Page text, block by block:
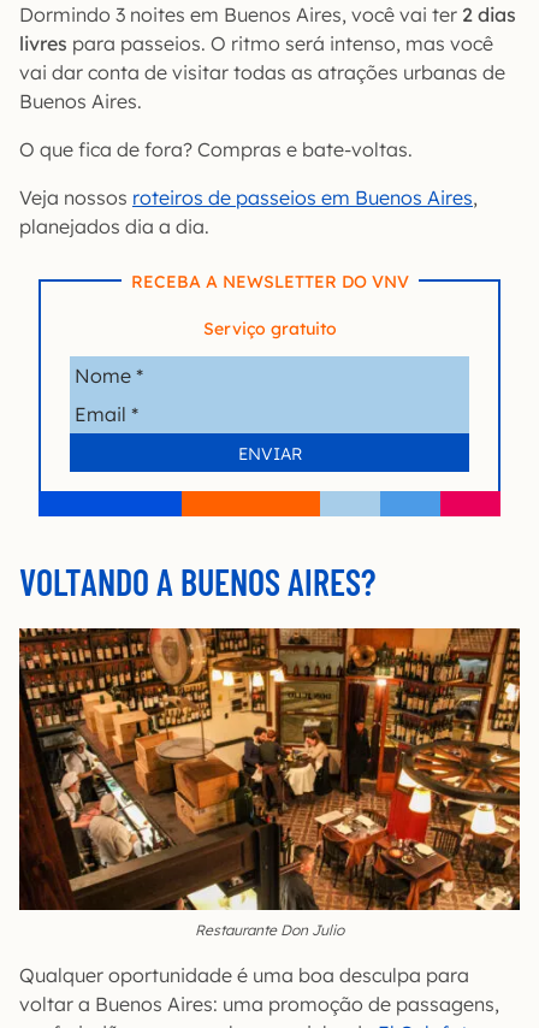
Dormindo 3 noites em Buenos Aires, você vai ter 2 dias
livres para passeios. O ritmo será intenso, mas você
vai dar conta de visitar todas as atrações urbanas de
Buenos Aires.
O que fica de fora? Compras e bate-voltas.
Veja nossos roteiros de passeios em Buenos Aires,
planejados dia a dia.
RECEBA A NEWSLETTER DO VNV
Serviço gratuito
VOLTANDO A BUENOS AIRES?
Restaurante Don Julio
Qualquer oportunidade é uma boa desculpa para
voltar a Buenos Aires: uma promoção de passagens,